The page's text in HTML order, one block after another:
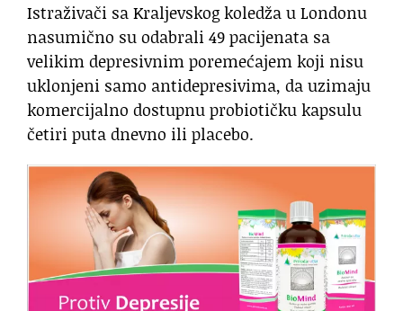
Istraživači sa Kraljevskog koledža u Londonu
nasumično su odabrali 49 pacijenata sa
velikim depresivnim poremećajem koji nisu
uklonjeni samo antidepresivima, da uzimaju
komercijalno dostupnu probiotičku kapsulu
četiri puta dnevno ili placebo.